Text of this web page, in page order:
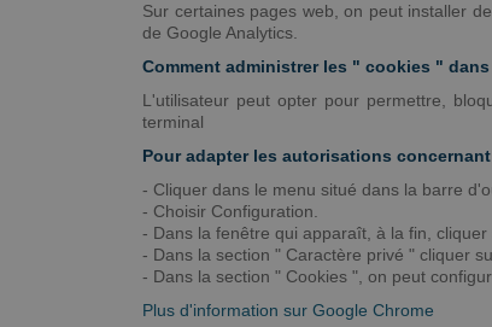
Sur certaines pages web, on peut installer
de Google Analytics.
Comment administrer les " cookies "
L'utilisateur peut opter pour permettre,
terminal
Pour adapter les autorisations
- Cliquer dans le menu situé dans la barre
- Choisir Configuration.
- Dans la fenêtre qui apparaît, à la fin,
- Dans la section " Caractère privé " cliquer
- Dans la section " Cookies ", on peut
Plus d'information sur Google Chrome